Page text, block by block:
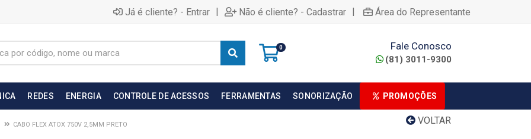
Já é cliente? - Entrar | Não é cliente? - Cadastrar | Área do Representante
0 Fale Conosco
(81) 3011-9300
REDES ENERGIA CONTROLE DE ACESSOS FERRAMENTAS SONORIZAÇÃO PROMOÇÕES
VOLTAR
CABO FLEX ATOX 750V 2,5MM PRETO